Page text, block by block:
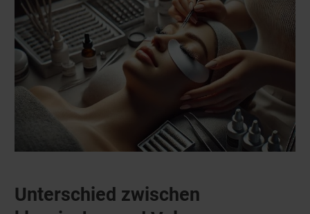
Unterschied zwischen